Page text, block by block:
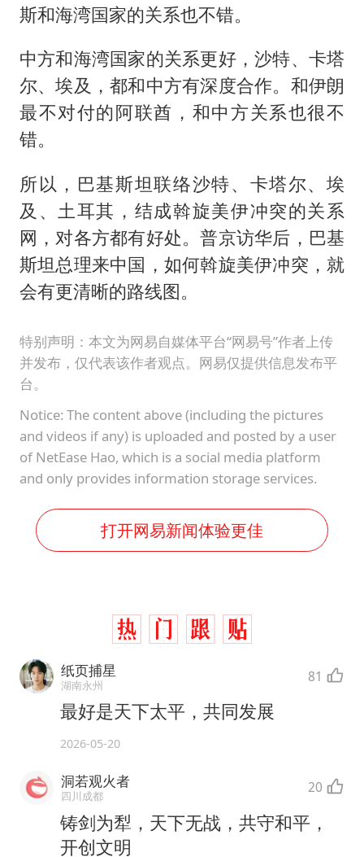
斯和海湾国家的关系也不错。
中方和海湾国家的关系更好，沙特、卡塔
尔、埃及，都和中方有深度合作。和伊朗
最不对付的阿联酋，和中方关系也很不
错。
所以，巴基斯坦联络沙特、卡塔尔、埃
及、土耳其，结成斡旋美伊冲突的关系
网，对各方都有好处。普京访华后，巴基
斯坦总理来中国，如何斡旋美伊冲突，就
会有更清晰的路线图。
特别声明：本文为网易自媒体平台“网易号”作者上传
并发布，仅代表该作者观点。网易仅提供信息发布平
台。
Notice: The content above (including the pictures
and videos if any) is uploaded and posted by a user
of NetEase Hao, which is a social media platform
and only provides information storage services.
打开网易新闻体验更佳
纸页捕星
湖南永州 81
最好是天下太平，共同发展
2026-05-20
洞若观火者
四川成都 20
铸剑为犁，天下无战，共守和平，
开创文明